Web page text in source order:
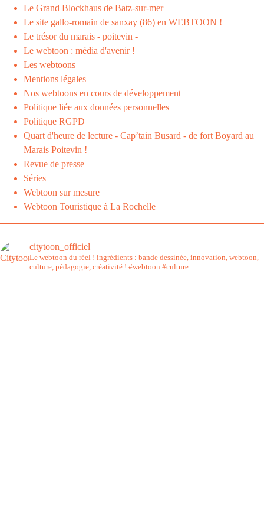
Le Grand Blockhaus de Batz-sur-mer
Le site gallo-romain de sanxay (86) en WEBTOON !
Le trésor du marais - poitevin -
Le webtoon : média d'avenir !
Les webtoons
Mentions légales
Nos webtoons en cours de développement
Politique liée aux données personnelles
Politique RGPD
Quart d'heure de lecture - Cap’tain Busard - de fort Boyard au
Marais Poitevin !
Revue de presse
Séries
Webtoon sur mesure
Webtoon Touristique à La Rochelle
citytoon_officiel
Le webtoon du réel ! ingrédients : bande dessinée, innovation, webtoon,
culture, pédagogie, créativité ! #webtoon #culture